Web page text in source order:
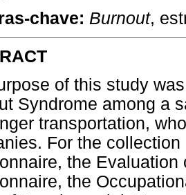
chave: Burnout,
of this study
Syndrome among a
transportation,
For the
the
the